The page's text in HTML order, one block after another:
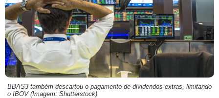
BBAS3 também descartou o pagamento de dividendos extras, limitando
o IBOV (Imagem: Shutterstock)